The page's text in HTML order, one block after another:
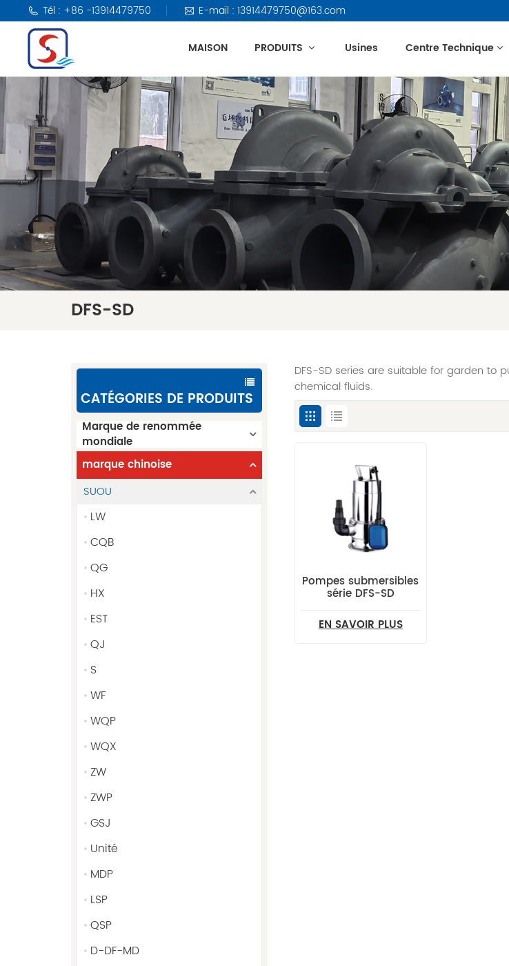
Tél : +86 -13914479750 E-mail : 13914479750@163.com
MAISON PRODUITS Usines Centre Technique
DFS-SD
CATÉGORIES DE PRODUITS
Marque de renommée
mondiale
marque chinoise
SUOU
LW
CQB
QG
HX
EST
QJ
S
WF
WQP
WQX
ZW
ZWP
GSJ
Unité
MDP
LSP
QSP
D-DF-MD
DFS-SD series are suitable for garden
chemical fluids.
Pompes submersibles
série DFS-SD
EN SAVOIR PLUS